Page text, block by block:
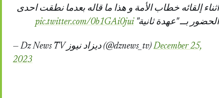
أثناء إلقائه خطاب الأمة و هذا ما قاله بعدما نطقت احدى
الحضور بــ "عهدة ثانية" pic.twitter.com/0b1GAi0jui
— Dz News TV ديزاد نيوز (@dznews_tv)December 25,
2023